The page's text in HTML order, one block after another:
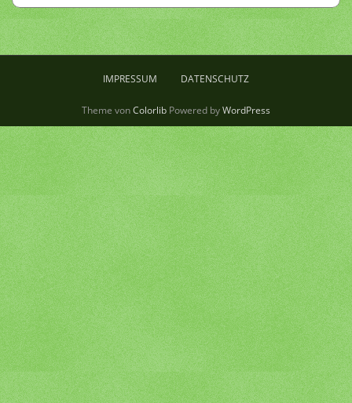
IMPRESSUM DATENSCHUTZ
Theme vonColorlib Powered byWordPress